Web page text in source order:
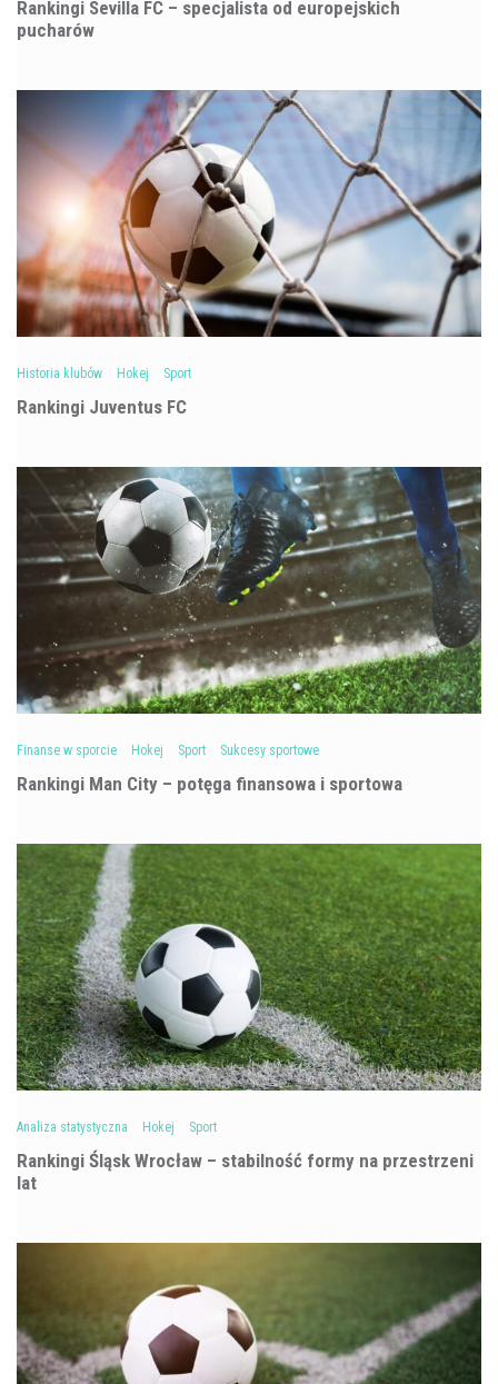
Rankingi Sevilla FC – specjalista od europejskich
pucharów
Historia klubów Hokej Sport
Rankingi Juventus FC
Finanse w sporcie Hokej Sport Sukcesy sportowe
Rankingi Man City – potęga finansowa i sportowa
Analiza statystyczna Hokej Sport
Rankingi Śląsk Wrocław – stabilność formy na przestrzeni
lat